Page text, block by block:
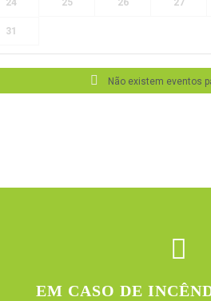
24 25 26 27
31
Não existem eventos
EM CASO DE